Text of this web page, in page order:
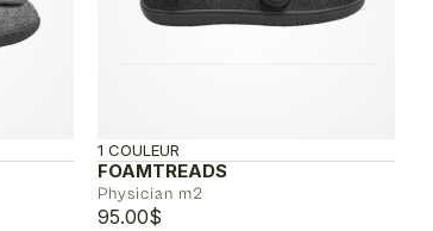
FOAMTREADS
Physician m2
1 COULEUR
95.00$